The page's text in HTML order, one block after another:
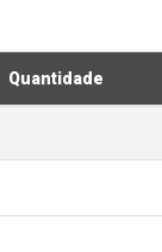
Quantidade